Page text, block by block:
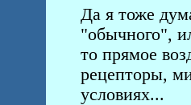
Да я тоже
"обычного",
то прямое
рецепторы,
условиях...